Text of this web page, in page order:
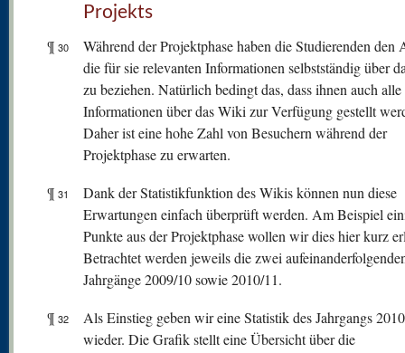
Projekts
¶ 30
Während der Projektphase haben die Studierenden den
die für sie relevanten Informationen selbstständig über
zu beziehen. Natürlich bedingt das, dass ihnen auch alle
Informationen über das Wiki zur Verfügung gestellt
Daher ist eine hohe Zahl von Besuchern während der
Projektphase zu erwarten.
¶ 31
Dank der Statistikfunktion des Wikis können nun diese
Erwartungen einfach überprüft werden. Am Beispiel
Punkte aus der Projektphase wollen wir dies hier kurz
Betrachtet werden jeweils die zwei
Jahrgänge 2009/10 sowie 2010/11.
¶ 32
Als Einstieg geben wir eine Statistik des Jahrgangs
wieder. Die Grafik stellt eine Übersicht über die